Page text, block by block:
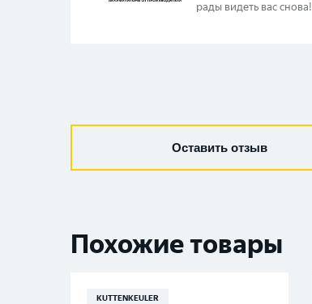
рады видеть вас снова!
Оставить отзыв
Похожие товары
KUTTENKEULER